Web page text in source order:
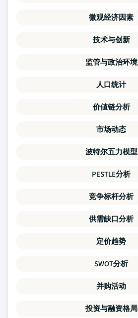
微观经济因素
技术与创新
监管与政治环境
人口统计
价値链分析
市场动态
波特尔五力模型
PESTLE分析
竞争标杆分析
供需缺口分析
定价趋势
SWOT分析
并购活动
投资与融资格局